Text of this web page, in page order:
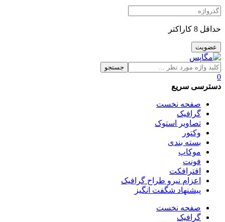
حداقل 8 کاراکتر
جستجو
0
دسترسی سریع
صفحه نخست
گرافیک
تصاویر استوک
وکتور
بسته بندی
موکاپ
فونت
افترافکت
اعزام نیرو طراح گرافیک
پیشنهاد شگفت انگیز
صفحه نخست
گرافیک